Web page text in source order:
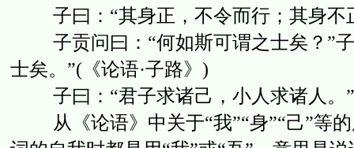
子曰：“其身正，不令而行；其身不
子贡问曰：“何如斯可谓之士矣？”子
士矣。”(《论语·子路》)
子曰：“君子求诸己，小人求诸人。
从《论语》中关于“我”“身”“己”等的